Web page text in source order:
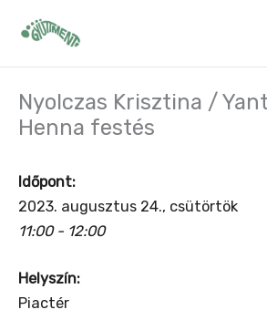
Nyolczas Krisztina /
Henna festés
Időpont:
2023. augusztus 24., csütörtök
11:00 - 12:00
Helyszín:
Piactér